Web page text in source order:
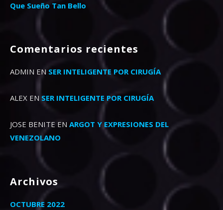
Que Sueño Tan Bello
Comentarios recientes
ADMIN EN SER INTELIGENTE POR CIRUGÍA
ALEX EN SER INTELIGENTE POR CIRUGÍA
JOSE BENITE EN ARGOT Y EXPRESIONES DEL
VENEZOLANO
Archivos
OCTUBRE 2022